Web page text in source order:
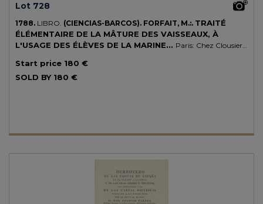
Lot 728
1788. LIBRO. (CIENCIAS-BARCOS). FORFAIT, M.:. TRAITÉ
ÉLÉMENTAIRE DE LA MÂTURE DES VAISSEAUX, À
L'USAGE DES ÉLÈVES DE LA MARINE... Paris: Chez Clousier,
xilográficas. Enc. en pasta española de época, nevios, cortes pintados,
con las puntas, cantos y lomera muy rozados. Extenso manual sobre
Start price 180 €
SOLD BY 180 €